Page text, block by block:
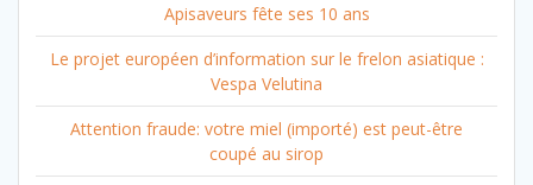
Apisaveurs fête ses 10 ans
Le projet européen d’information sur le frelon asiatique :
Vespa Velutina
Attention fraude: votre miel (importé) est peut-être
coupé au sirop